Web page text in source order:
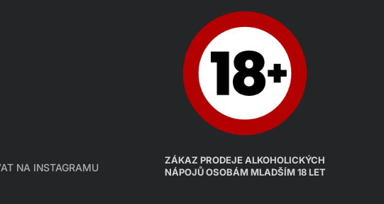
NA INSTAGRAMU
ZÁKAZ PRODEJE ALKOHOLICKÝCH
NÁPOJŮ OSOBÁM MLADŠÍM 18 LET